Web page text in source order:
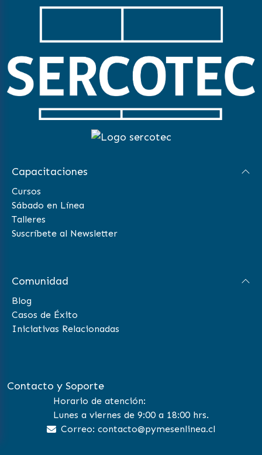
Capacitaciones
Cursos
Sábado en Línea
Talleres
Suscríbete al Newsletter
Comunidad
Blog
Casos de Éxito
Iniciativas Relacionadas
Contacto y Soporte
Horario de atención:
Lunes a viernes de 9:00 a 18:00 hrs.
Correo: contacto@pymesenlinea.cl